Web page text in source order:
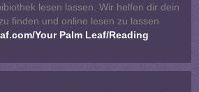
lesen lassen. Wir helfen dir dein
finden und online lesen zu lassen
Your Palm Leaf/Reading